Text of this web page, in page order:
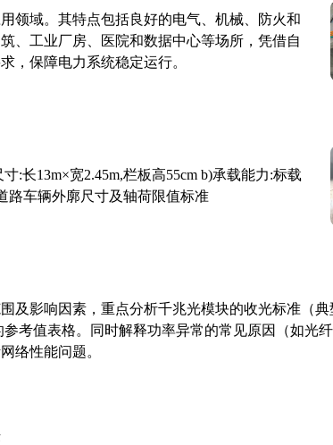
领域。其特点包括良好的电气、机械、防火和
、工业厂房、医院和数据中心等场所，凭借自
，保障电力系统稳定运行。
:长13m×宽2.45m,栏板高55cm b)承载能力:标载
路车辆外廓尺寸及轴荷限值标准
及影响因素，重点分析千兆光模块的收光标准（典
考值表格。同时解释功率异常的常见原因（如光
络性能问题。